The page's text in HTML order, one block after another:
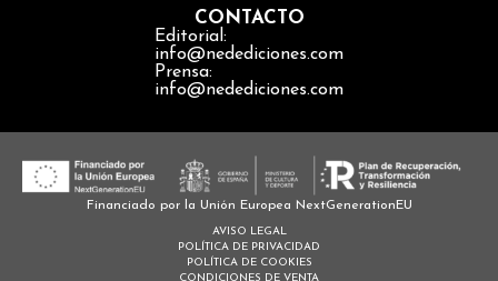
CONTACTO
Editorial:
info@nedediciones.com
Prensa:
info@nedediciones.com
Financiado por la Unión Europea NextGenerationEU
AVISO LEGAL
POLÍTICA DE PRIVACIDAD
POLÍTICA DE COOKIES
CONDICIONES DE VENTA